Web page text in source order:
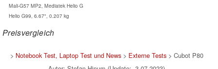
Mali-G57 MP2, Mediatek Helio G
Helio G99, 6.67", 0.207 kg
Preisvergleich
> Notebook Test, Laptop Test und News> Externe Tests> Cubot P80